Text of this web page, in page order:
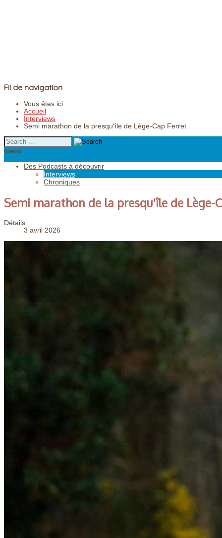
Fil de navigation
Vous êtes ici :
Accueil
Interviews
Semi marathon de la presqu'île de Lège-Cap Ferret
menu
Des Podcasts à découvrir
Interviews
Chroniques
Semi marathon de la presqu'île de Lège-
Détails
3 avril 2026